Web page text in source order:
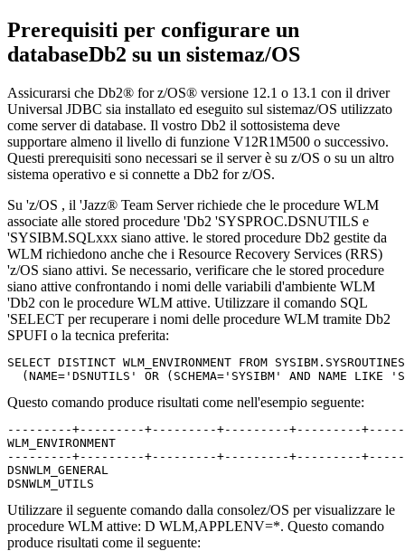
Prerequisiti per configurare un
databaseDb2 su un sistemaz/OS
Assicurarsi che Db2® forz/OS® versione 12.1 o 13.1 con il driver
Universal JDBC sia installato ed eseguito sul sistemaz/OS utilizzato
come server di database. Il vostro Db2 il sottosistema deve
supportare almeno il livello di funzione V12R1M500 o successivo.
Questi prerequisiti sono necessari se il server è su z/OS o su un altro
sistema operativo e si connette a Db2 forz/OS.
Su 'z/OS , il 'Jazz® Team Serverrichiede che le procedure WLM
associate alle stored procedure 'Db2 'SYSPROC.DSNUTILS e
'SYSIBM.SQLxxx siano attive. le stored procedure Db2 gestite da
WLM richiedono anche che i Resource Recovery Services (RRS)
'z/OS siano attivi. Se necessario, verificare che le stored procedure
siano attive confrontando i nomi delle variabili d'ambiente WLM
'Db2 con le procedure WLM attive. Utilizzare il comando SQL
'SELECT per recuperare i nomi delle procedure WLM tramite Db2
SPUFI o la tecnica preferita:
SELECT DISTINCT WLM_ENVIRONMENT FROM
(NAME='DSNUTILS' OR (SCHEMA='SYSIBM' AND NAME LIKE
Questo comando produce risultati come nell'esempio seguente:
---------+---------+---------+---------+---------
---------+---------+---------+---------+---------
DSNWLM_GENERAL
DSNWLM_UTILS
Utilizzare il seguente comando dalla consolez/OS per visualizzare le
procedure WLM attive: D WLM,APPLENV=*. Questo comando
produce risultati come il seguente: